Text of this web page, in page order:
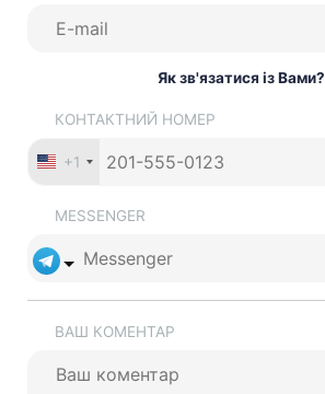
Як зв'язатися із Вами?
КОНТАКТНИЙ НОМЕР
+1
MESSENGER
ВАШ КОМЕНТАР